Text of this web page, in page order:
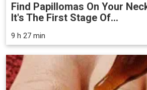
Find Papillomas On Your
It's The First Stage Of...
9 h 27 min